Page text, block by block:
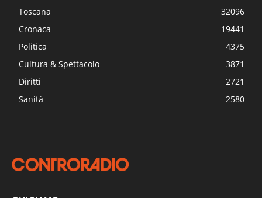
Toscana
32096
Cronaca
19441
Politica
4375
Cultura & Spettacolo
3871
Diritti
2721
Sanità
2580